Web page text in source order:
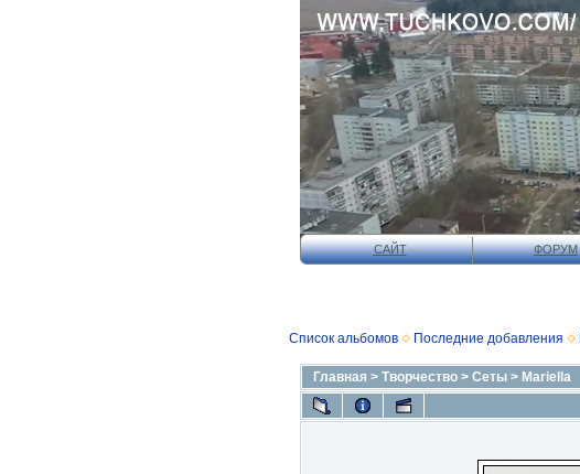
САЙТ ФОРУМ
Список альбомов
Последние добавления
Главная > Творчество > Сеты > Mariella